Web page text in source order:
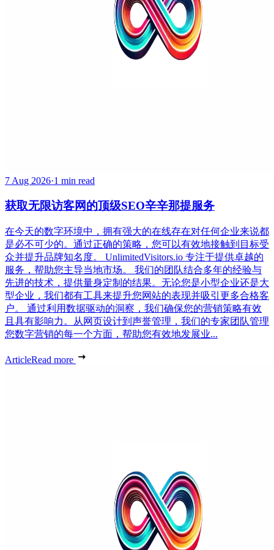
7 Aug 2026·1 min read
获取无限访客网的顶级SEO辛辛那提服务
在今天的数字环境中，拥有强大的在线存在对任何企业来说都
是必不可少的。通过正确的策略，您可以有效地接触到目标受
众并提升品牌知名度。 UnlimitedVisitors.io 专注于提供卓越的
服务，帮助您主导当地市场。 我们的团队结合多年的经验与
先进的技术，提供量身定制的结果。无论您是小型企业还是大
型企业，我们都有工具来提升您网站的表现并吸引更多合格客
户。 通过利用数据驱动的洞察，我们确保您的营销策略有效
且具有影响力。从网页设计到声誉管理，我们的专家团队管理
您数字营销的每一个方面，帮助您有效地发展业...
ArticleRead more